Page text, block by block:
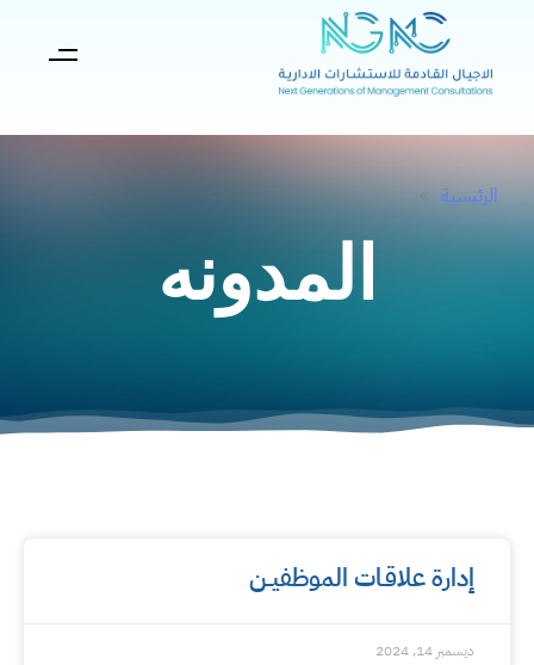
الرئيسية »
المدونه
إدارة علاقـات الموظفيــن
ديسمبر 14, 2024